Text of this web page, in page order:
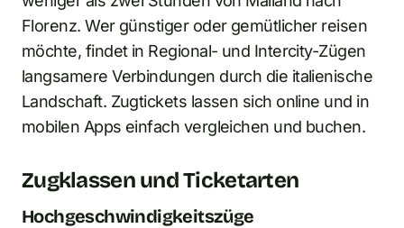
Florenz. Wer günstiger oder gemütlicher reisen
möchte, findet in Regional- und Intercity-Zügen
langsamere Verbindungen durch die italienische
Landschaft. Zugtickets lassen sich online und in
mobilen Apps einfach vergleichen und buchen.
Zugklassen und Ticketarten
Hochgeschwindigkeitszüge